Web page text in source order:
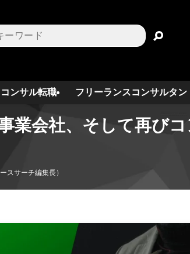
ンサル転職 フリーランスコンサルタン
業会社、そして再び
スサーチ編集長）